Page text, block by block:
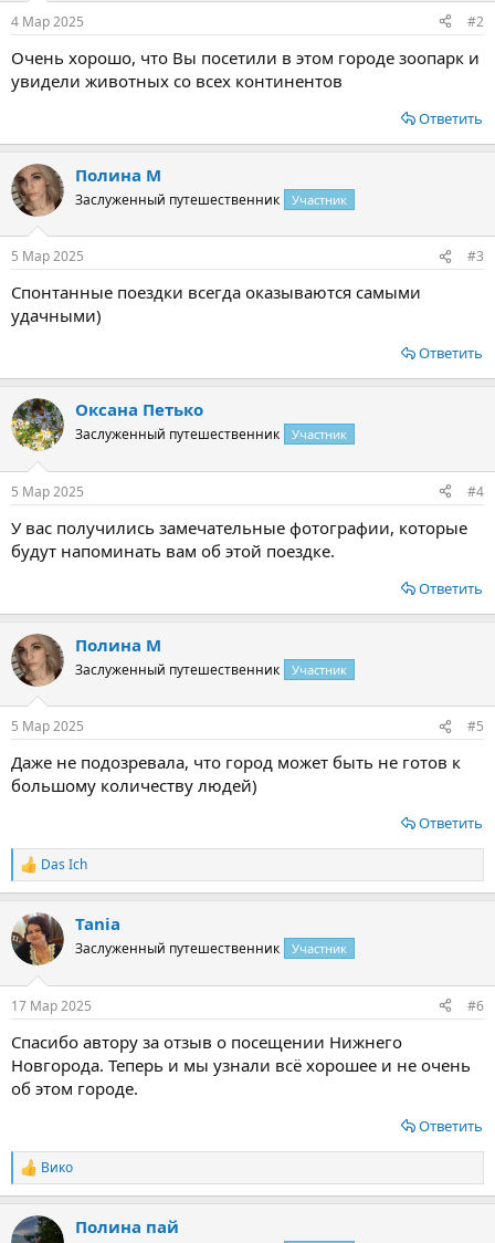
4 Мар 2025 #2
Очень хорошо, что Вы посетили в этом городе зоопарк и
увидели животных со всех континентов
Ответить
Полина М
Заслуженный путешественник Участник
5 Мар 2025 #3
Спонтанные поездки всегда оказываются самыми
удачными)
Ответить
Оксана Петько
Заслуженный путешественник Участник
5 Мар 2025 #4
У вас получились замечательные фотографии, которые
будут напоминать вам об этой поездке.
Ответить
Полина М
Заслуженный путешественник Участник
5 Мар 2025 #5
Даже не подозревала, что город может быть не готов к
большому количеству людей)
Ответить
Р
е
к
ц
и
Das Ich
Tania
Заслуженный путешественник Участник
17 Мар 2025 #6
Спасибо автору за отзыв о посещении Нижнего
Новгорода. Теперь и мы узнали всё хорошее и не очень
об этом городе.
Ответить
Р
е
к
Вико
Полина пай